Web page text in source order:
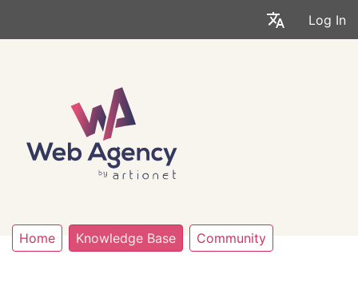
Log In
Home Knowledge Base Community